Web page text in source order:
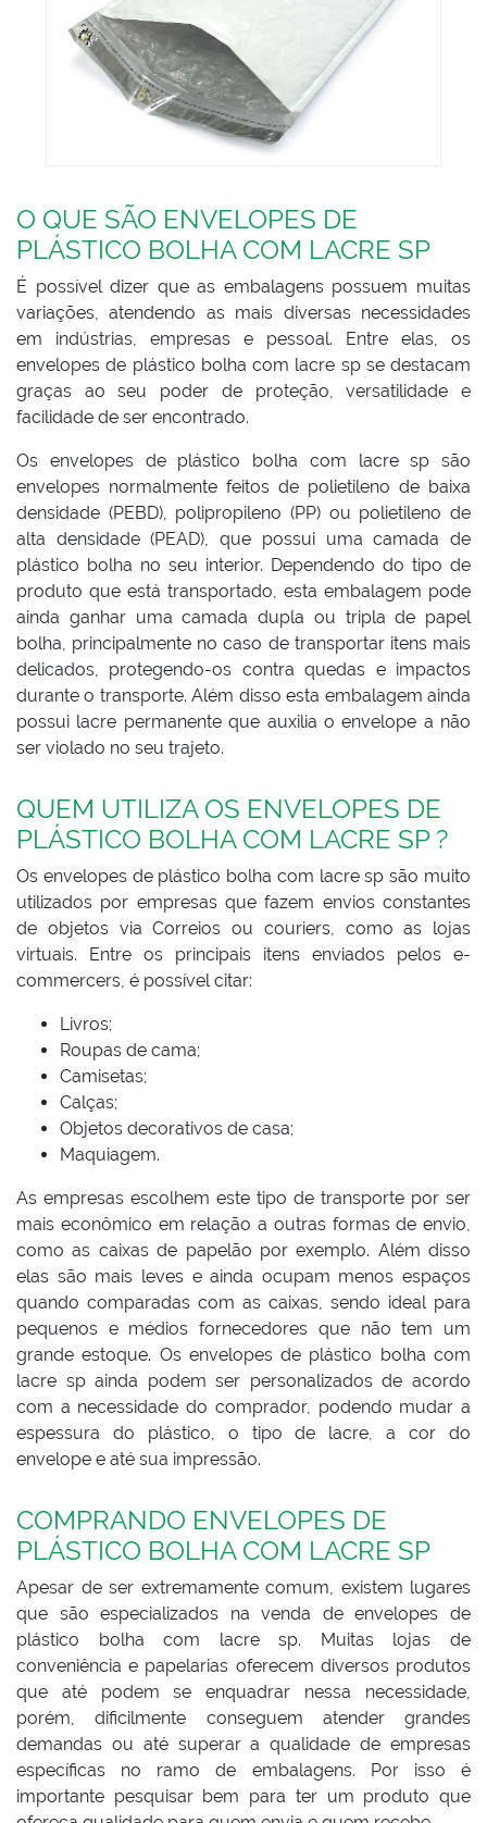
O QUE SÃO ENVELOPES DE
PLÁSTICO BOLHA COM LACRE SP
É possível dizer que as embalagens possuem muitas
variações, atendendo as mais diversas necessidades
em indústrias, empresas e pessoal. Entre elas, os
envelopes de plástico bolha com lacre sp se destacam
graças ao seu poder de proteção, versatilidade e
facilidade de ser encontrado.
Os envelopes de plástico bolha com lacre sp são
envelopes normalmente feitos de polietileno de baixa
densidade (PEBD), polipropileno (PP) ou polietileno de
alta densidade (PEAD), que possui uma camada de
plástico bolha no seu interior. Dependendo do tipo de
produto que está transportado, esta embalagem pode
ainda ganhar uma camada dupla ou tripla de papel
bolha, principalmente no caso de transportar itens mais
delicados, protegendo-os contra quedas e impactos
durante o transporte. Além disso esta embalagem ainda
possui lacre permanente que auxilia o envelope a não
ser violado no seu trajeto.
QUEM UTILIZA OS ENVELOPES DE
PLÁSTICO BOLHA COM LACRE SP ?
Os envelopes de plástico bolha com lacre sp são muito
utilizados por empresas que fazem envios constantes
de objetos via Correios ou couriers, como as lojas
virtuais. Entre os principais itens enviados pelos e-
commercers, é possível citar:
Livros;
Roupas de cama;
Camisetas;
Calças;
Objetos decorativos de casa;
Maquiagem.
As empresas escolhem este tipo de transporte por ser
mais econômico em relação a outras formas de envio,
como as caixas de papelão por exemplo. Além disso
elas são mais leves e ainda ocupam menos espaços
quando comparadas com as caixas, sendo ideal para
pequenos e médios fornecedores que não tem um
grande estoque. Os envelopes de plástico bolha com
lacre sp ainda podem ser personalizados de acordo
com a necessidade do comprador, podendo mudar a
espessura do plástico, o tipo de lacre, a cor do
envelope e até sua impressão.
COMPRANDO ENVELOPES DE
PLÁSTICO BOLHA COM LACRE SP
Apesar de ser extremamente comum, existem lugares
que são especializados na venda de envelopes de
plástico bolha com lacre sp. Muitas lojas de
conveniência e papelarias oferecem diversos produtos
que até podem se enquadrar nessa necessidade,
porém, dificilmente conseguem atender grandes
demandas ou até superar a qualidade de empresas
específicas no ramo de embalagens. Por isso é
importante pesquisar bem para ter um produto que